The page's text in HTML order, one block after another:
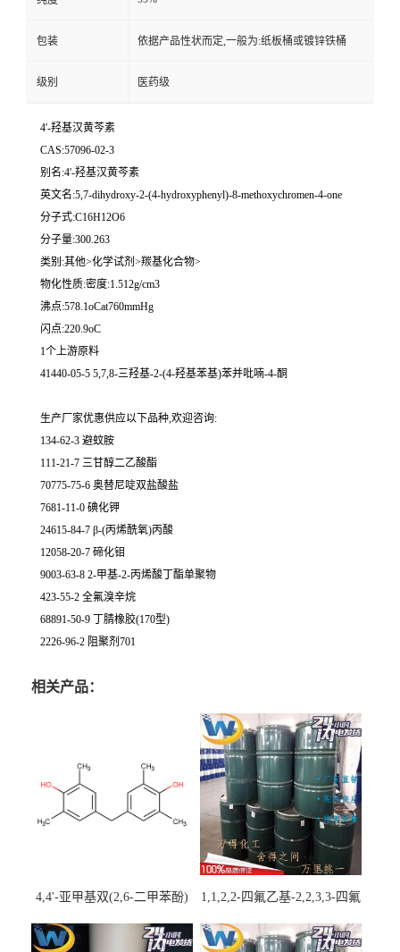
包装 依据产品性状而定,一般为:纸板桶或镀锌铁桶
级别 医药级
4'-羟基汉黄芩素
CAS:57096-02-3
别名:4'-羟基汉黄芩素
英文名:5,7-dihydroxy-2-(4-hydroxyphenyl)-8-methoxychromen-4-one
分子式:C16H12O6
分子量:300.263
类别:其他>化学试剂>羰基化合物>
物化性质:密度:1.512g/cm3
沸点:578.1oCat760mmHg
闪点:220.9oC
1个上游原料
41440-05-5 5,7,8-三羟基-2-(4-羟基苯基)苯并吡喃-4-酮
生产厂家优惠供应以下品种,欢迎咨询:
134-62-3 避蚊胺
111-21-7 三甘醇二乙酸酯
70775-75-6 奥替尼啶双盐酸盐
7681-11-0 碘化钾
24615-84-7 β-(丙烯酰氧)丙酸
12058-20-7 碲化钼
9003-63-8 2-甲基-2-丙烯酸丁酯单聚物
423-55-2 全氟溴辛烷
68891-50-9 丁腈橡胶(170型)
2226-96-2 阻聚剂701
相关产品：
4,4'-亚甲基双(2,6-二甲苯酚)
1,1,2,2-四氟乙基-2,2,3,3-四氟